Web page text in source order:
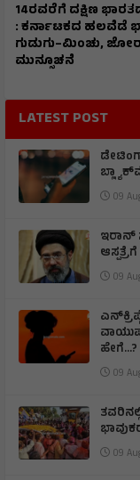
14ರವರೆಗೆ ದಕ್ಷಿಣ
: ಕರ್ನಾಟಕದ ಹಲವೆಡೆ
ಗುಡುಗು–ಮಿಂಚು,
ಮುನ್ಸೂಚನೆ
LATEST POST
09
ಇರಾನ್‌
09
ಹೇಗೆ…?
09
09